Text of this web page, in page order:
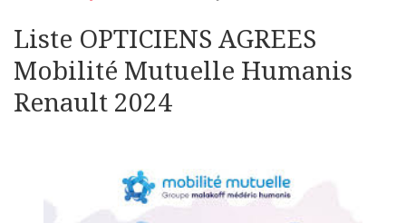
Liste OPTICIENS AGREES
Mobilité Mutuelle Humanis
Renault 2024